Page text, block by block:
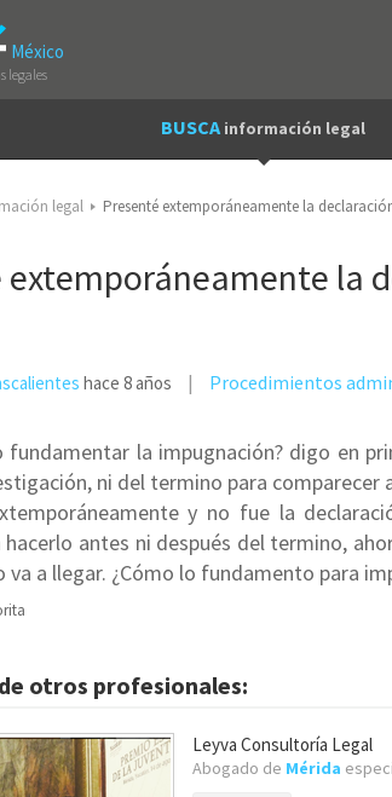
México
legales
BUSCA información legal
legal Presenté extemporáneamente la
extemporáneamente la
hace 8 años Procedimientos
fundamentar la impugnación? digo en
ni del termino para
y no fue la
antes ni después del termino,
va a llegar. ¿Cómo lo fundamento para
otros profesionales:
Leyva Consultoría Legal
Abogado de Mérida